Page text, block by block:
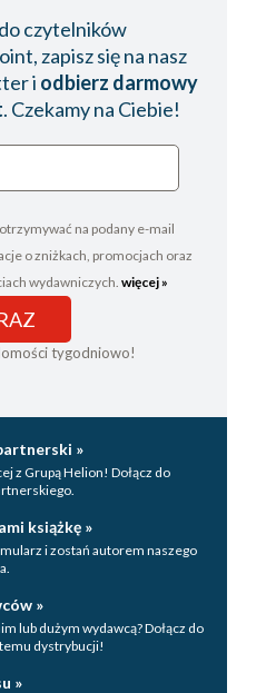
czytelników
zapisz się na nasz
i odbierz darmowy
. Czekamy na Ciebie!
na podany e-mail
o zniżkach, promocjach oraz
wydawniczych. więcej »
tygodniowo!
»
z Grupą Helion! Dołącz do
książkę »
i zostań autorem naszego
»
lub dużym wydawcą? Dołącz do
dystrybucji!
»